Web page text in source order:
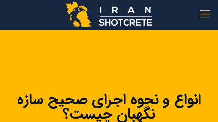
انواع و نحوه اجرای صحیح سازه
نگهبان چیست؟